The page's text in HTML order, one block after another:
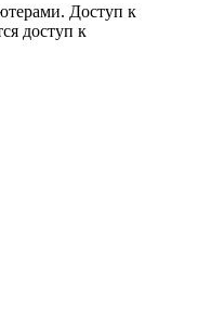
Доступ к
доступ к